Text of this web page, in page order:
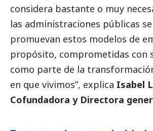
considera bastante o muy
las administraciones públicas
promuevan estos modelos de
propósito, comprometidas con
como parte de la
en que vivimos”, explica Isabel
Cofundadora y Directora